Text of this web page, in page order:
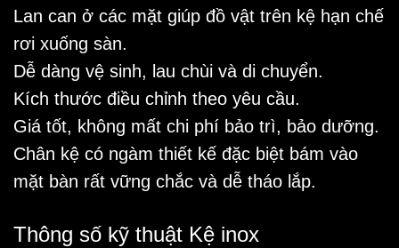
Lan can ở các mặt giúp đồ vật trên kệ hạn chế
rơi xuống sàn.
Dễ dàng vệ sinh, lau chùi và di chuyển.
Kích thước điều chỉnh theo yêu cầu.
Giá tốt, không mất chi phí bảo trì, bảo dưỡng.
Chân kệ có ngàm thiết kế đặc biệt bám vào
mặt bàn rất vững chắc và dễ tháo lắp.
Thông số kỹ thuật Kệ inox